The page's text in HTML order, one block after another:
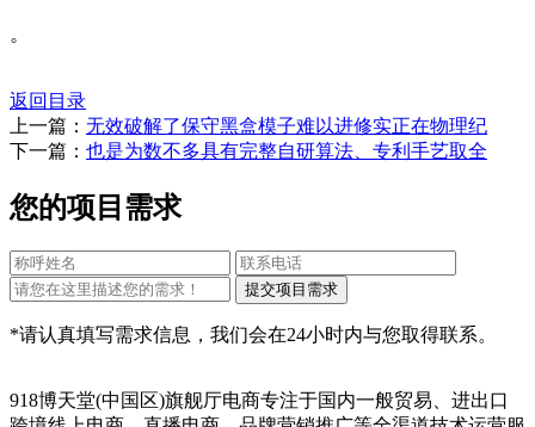
。
返回目录
上一篇： 无效破解了保守黑盒模子难以进修实正在物理纪
下一篇： 也是为数不多具有完整自研算法、专利手艺取全
您的项目需求
*请认真填写需求信息，我们会在24小时内与您取得联系。
918博天堂(中国区)旗舰厅电商专注于国内一般贸易、进出口